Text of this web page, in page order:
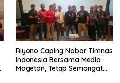
Riyono Caping Nobar Timnas
Indonesia Bersama Media
Magetan, Tetap Semangat